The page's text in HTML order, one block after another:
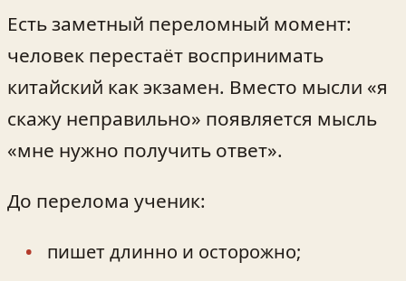
Есть заметный переломный момент:
человек перестаёт воспринимать
китайский как экзамен. Вместо мысли «я
скажу неправильно» появляется мысль
«мне нужно получить ответ».
До перелома ученик:
пишет длинно и осторожно;